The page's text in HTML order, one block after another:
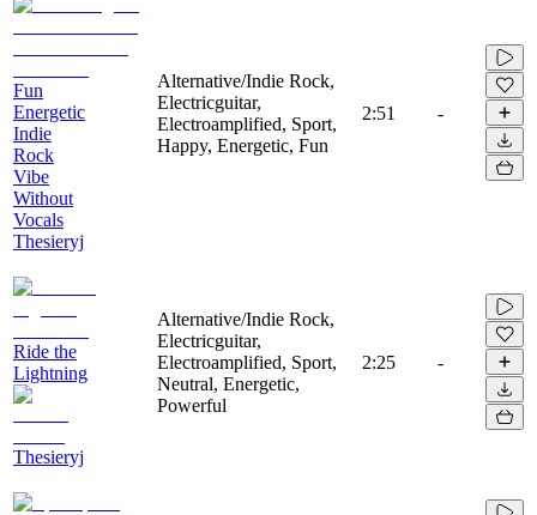
Fun
Energetic
Indie
Rock
Vibe
Without
Vocals
Thesieryj
Alternative/Indie Rock,
Electricguitar,
Electroamplified, Sport,
Happy, Energetic, Fun
2:51 -
Ride the
Lightning
Thesieryj
Alternative/Indie Rock,
Electricguitar,
Electroamplified, Sport,
Neutral, Energetic,
Powerful
2:25 -